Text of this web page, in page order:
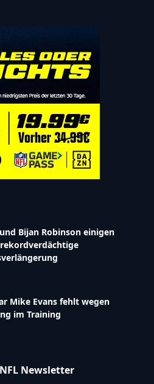
Bijan Robinson einigen
Mike Evans fehlt wegen
im Training
Newsletter